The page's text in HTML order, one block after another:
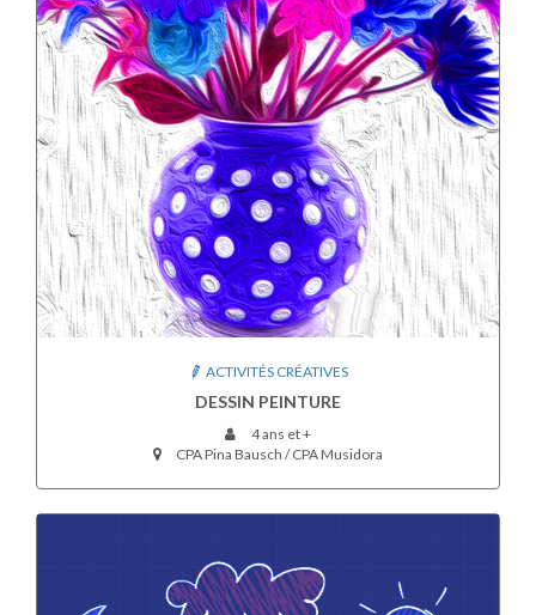
ACTIVITÉS CRÉATIVES
DESSIN PEINTURE
4 ans et +
CPA Pina Bausch / CPA Musidora